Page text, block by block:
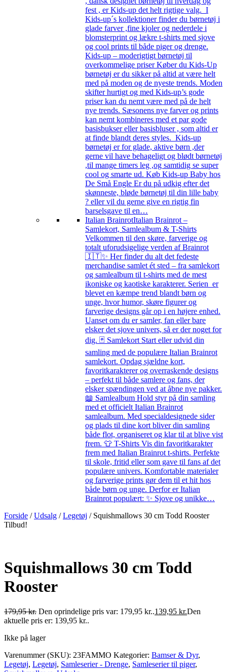
fest , er Kids-up det helt rigtige valg. I
Kids-up´s kollektioner finder du børnetøj i
glade farver ,fine kjoler og nederdele i
blomsterprint og lækre t-shirts med sjove
og cool prints til både piger og drenge.
Kids-up – moderigtigt børnetøj til
overkommelige priser Køber du Kids-Up
børnetøj er du sikker på altid at være helt
med på moden og de nyeste trends. Moden
skifter hurtigt og med Kids-up’s gode
priser kan du nemt være med på de helt
nye trends. Sæsonens nye farver og prints
kan nemt kombineres med et par gode
basisbukser eller basisbluser , som altid er
at finde blandt deres styles. Kids-up
børnetøj er for glade, aktive børn ,der
gerne vil have behageligt og blødt børnetøj
,til mange timers leg ,og samtidig se super
cool og smarte ud. Køb Kids-up Baby hos
De Små Engle Er du på udkig efter det
skønneste, bløde børnetøj til din lille baby
? eller vil du gerne give en rigtig fin
barselsgave til en…
Italian BrainrotItalian Brainrot –
Samlekort, Samlealbum & T-Shirts
Velkommen til den skøre, farverige og
totalt uforudsigelige verden af Brainrot
🇮🇹✨ Her finder du alt det fedeste
merchandise samlet ét sted – fra samlekort
og samlealbum til t-shirts med de mest
ikoniske og kaotiske karakterer. Serien er
blevet en kæmpe trend blandt børn og
unge, hvor humor, skøre figurer og
farverige designs går op i en højere enhed.
Uanset om du er samler, fan eller bare
elsker det sjove univers, så er der noget for
dig. 🃏 Samlekort Start eller udvid din
samling med de populære Italian Brainrot
samlekort. Opdag sjældne kort,
favoritkarakterer og overraskende designs
– perfekt til både samlere og fans, der
elsker spændingen ved at åbne nye pakker.
📖 Samlealbum Hold styr på din samling
med et officielt Italian Brainrot
samlealbum. Med specialdesignede sider
og plads til dine kort bliver din samling
både flot, organiseret og klar til at blive vist
frem. 👕 T-Shirts Vis din favoritkarakter
frem med Italian Brainrot t-shirts. Perfekte
til skole, fritid eller som gave til fans af det
populære univers. Komfortable materialer
og farverige prints gør dem til et hit hos
både børn og unge. Derfor er Italian
Brainrot populært: ✨ Sjove og unikke…
Forside /Udsalg /Legetøj / Squishmallows 30 cm Todd Rooster
Tilbud!
Squishmallows 30 cm Todd
Rooster
179,95kr. Den oprindelige pris var: 179,95 kr..139,95 kr.Den
aktuelle pris er: 139,95 kr..
Ikke på lager
Varenummer (SKU): 23FAMMO Kategorier: Bamser & Dyr,
Legetøj, Legetøj, Samleserier - Drenge, Samleserier til piger,